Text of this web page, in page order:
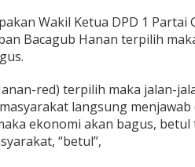
Wakil Ketua DPD 1 Partai
Bacagub Hanan terpilih
red) terpilih maka jalan-
langsung menjawab
ekonomi akan bagus, betul
“betul”,